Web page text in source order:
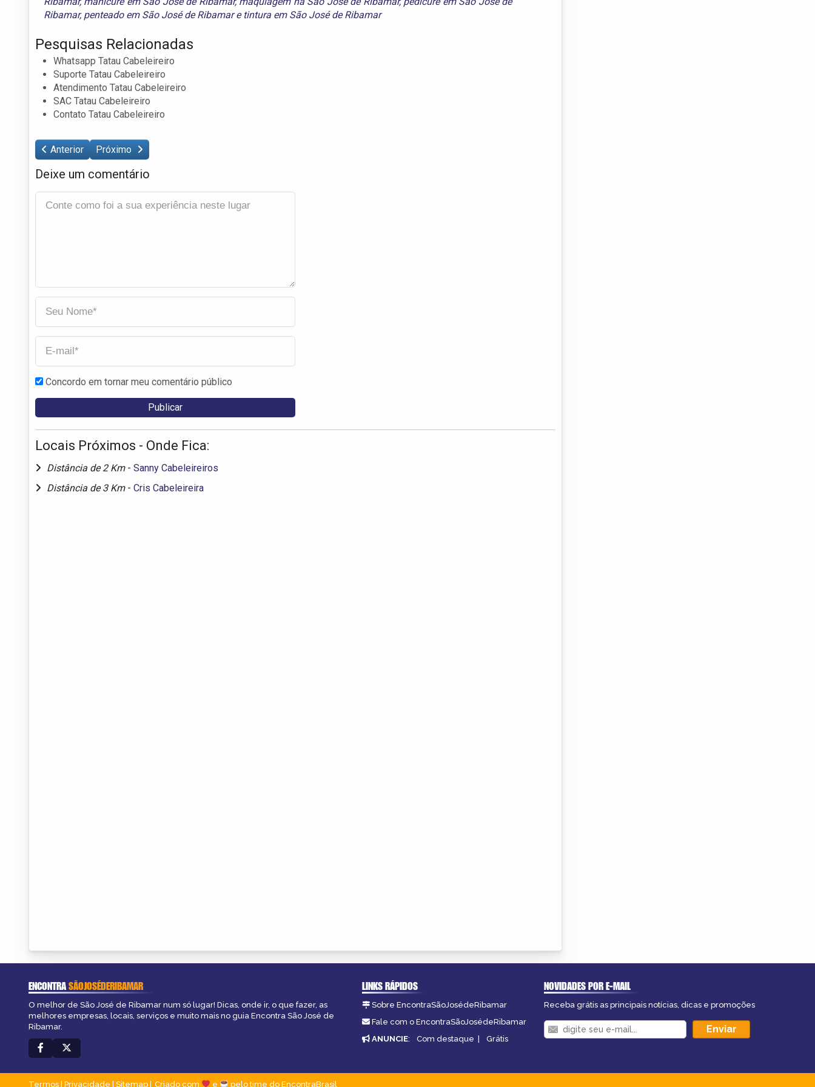
Ribamar, penteado em São José de Ribamare tintura em São José de Ribamar
Pesquisas Relacionadas
Whatsapp Tatau Cabeleireiro
Suporte Tatau Cabeleireiro
Atendimento Tatau Cabeleireiro
SAC Tatau Cabeleireiro
Contato Tatau Cabeleireiro
Anterior Próximo
Deixe um comentário
Concordo em tornar meu comentário público
Locais Próximos - Onde Fica:
Distância de 2 Km - Sanny Cabeleireiros
Distância de 3 Km - Cris Cabeleireira
ENCONTRASÃOJOSÉDERIBAMAR
O melhor de São José de Ribamar num só lugar! Dicas, onde ir, o que fazer, as
melhores empresas, locais, serviços e muito mais no guia Encontra São José de
Ribamar.
LINKS RÁPIDOS
Sobre EncontraSãoJosédeRibamar
Fale com o EncontraSãoJosédeRibamar
ANUNCIE: Com destaque | Grátis
NOVIDADES POR E-MAIL
Receba grátis as principais notícias, dicas e promoções
Termos | Privacidade | Sitemap Criado com e pelo time do EncontraBrasil